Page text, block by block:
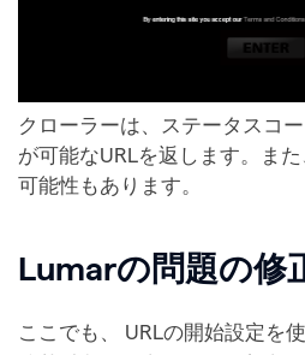
クローラーは、ステータスコ
が可能なURLを返します。ま
可能性もあります。
Lumarの問題の修
ここでも、 URLの開始設定を